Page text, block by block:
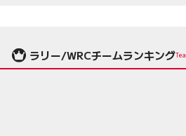
ラリー/WRCチームランキング